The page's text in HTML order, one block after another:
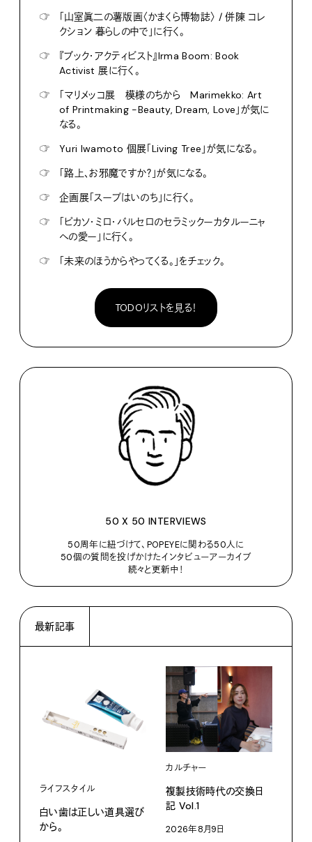
☞
「山室眞二の薯版画〈かまくら博物誌〉 / 併陳 コレ
クション 暮らしの中で」に行く。
☞
『ブック・アクティビスト』Irma Boom: Book
Activist 展に行く。
☞
「マリメッコ展 模様のちから Marimekko: Art
of Printmaking -Beauty, Dream, Love」が気に
なる。
☞
Yuri Iwamoto 個展「Living Tree」が気になる。
☞
「路上、お邪魔ですか？」が気になる。
☞
企画展「スープはいのち」に行く。
☞
「ピカソ・ミロ・バルセロのセラミックーカタルーニャ
への愛ー」に行く。
☞
「未来のほうからやってくる。」をチェック。
TODOリストを見る！
50 X 50 INTERVIEWS
50周年に紐づけて、POPEYEに関わる50人に
50個の質問を投げかけたインタビューアーカイブ
続々と更新中！
最新記事
ライフスタイル
白い歯は正しい道具選び
から。
カルチャー
複製技術時代の交換日
記 Vol.1
2026年8月9日